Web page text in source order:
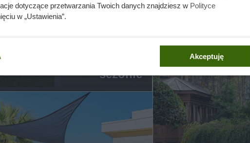
sezonie
Drzwi
jako
otwartej
dotyczące przetwarzania Twoich danych znajdziesz w Polityce
w „Ustawienia”.
Akceptuję